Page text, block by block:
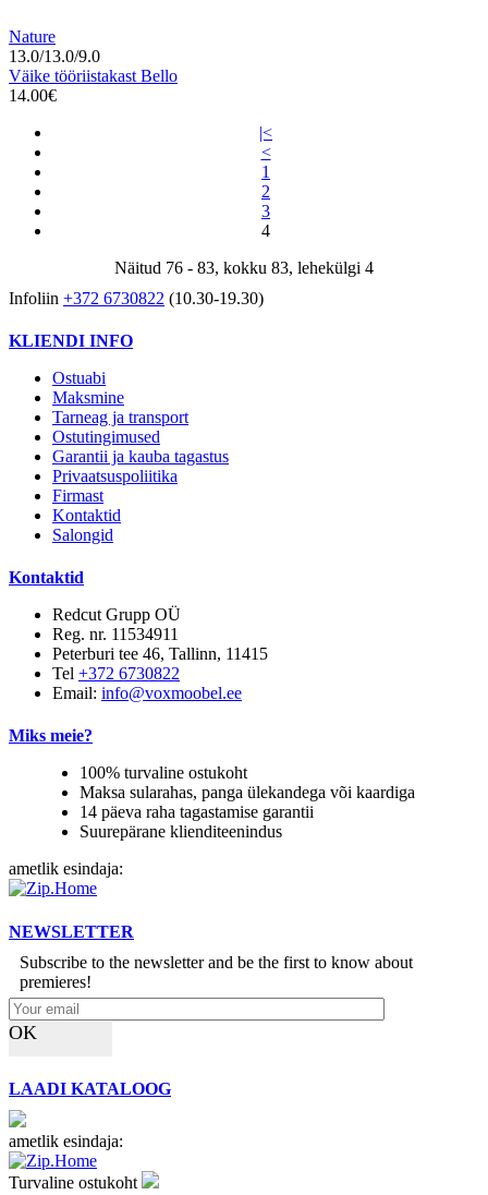
Nature
13.0/13.0/9.0
Väike tööriistakast Bello
14.00€
|<
<
1
2
3
4
Näitud 76 - 83, kokku 83, lehekülgi 4
Infoliin +372 6730822 (10.30-19.30)
KLIENDI INFO
Ostuabi
Maksmine
Tarneag ja transport
Ostutingimused
Garantii ja kauba tagastus
Privaatsuspoliitika
Firmast
Kontaktid
Salongid
Kontaktid
Redcut Grupp OÜ
Reg. nr. 11534911
Peterburi tee 46, Tallinn, 11415
Tel +372 6730822
Email: info@voxmoobel.ee
Miks meie?
100% turvaline ostukoht
Maksa sularahas, panga ülekandega või kaardiga
14 päeva raha tagastamise garantii
Suurepärane klienditeenindus
ametlik esindaja:
NEWSLETTER
Subscribe to the newsletter and be the first to know about
premieres!
OK
LAADI KATALOOG
ametlik esindaja:
Turvaline ostukoht